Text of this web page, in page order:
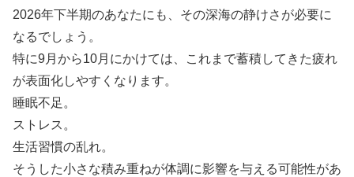
2026年下半期のあなたにも、その深海の静けさが必要に
なるでしょう。
特に9月から10月にかけては、これまで蓄積してきた疲れ
が表面化しやすくなります。
睡眠不足。
ストレス。
生活習慣の乱れ。
そうした小さな積み重ねが体調に影響を与える可能性があ